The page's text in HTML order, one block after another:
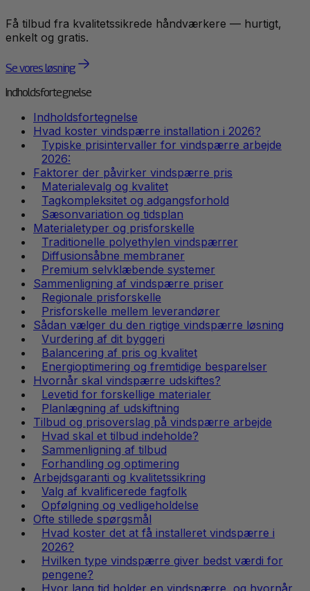
Få tilbud fra kvalitetssikrede håndværkere — hurtigt,
enkelt og gratis.
Se vores løsning
Indholdsfortegnelse
Indholdsfortegnelse
Hvad koster vindspærre installation i 2026?
Typiske prisintervaller for vindspærre arbejde
2026:
Faktorer der påvirker vindspærre pris
Materialevalg og kvalitet
Tagkompleksitet og adgangsforhold
Sæsonvariation og tidsplan
Materialetyper og prisforskelle
Traditionelle polyethylen vindspærrer
Diffusionsåbne membraner
Premium selvklæbende systemer
Sammenligning af vindspærre priser
Regionale prisforskelle
Prisforskelle mellem leverandører
Sådan vælger du den rigtige vindspærre løsning
Vurdering af dit byggeri
Balancering af pris og kvalitet
Energioptimering og fremtidige besparelser
Hvornår skal vindspærre udskiftes?
Levetid for forskellige materialer
Planlægning af udskiftning
Tilbud og prisoverslag på vindspærre arbejde
Hvad skal et tilbud indeholde?
Sammenligning af tilbud
Forhandling og optimering
Arbejdsgaranti og kvalitetssikring
Valg af kvalificerede fagfolk
Opfølgning og vedligeholdelse
Ofte stillede spørgsmål
Hvad koster det at få installeret vindspærre i
2026?
Hvilken type vindspærre giver bedst værdi for
pengene?